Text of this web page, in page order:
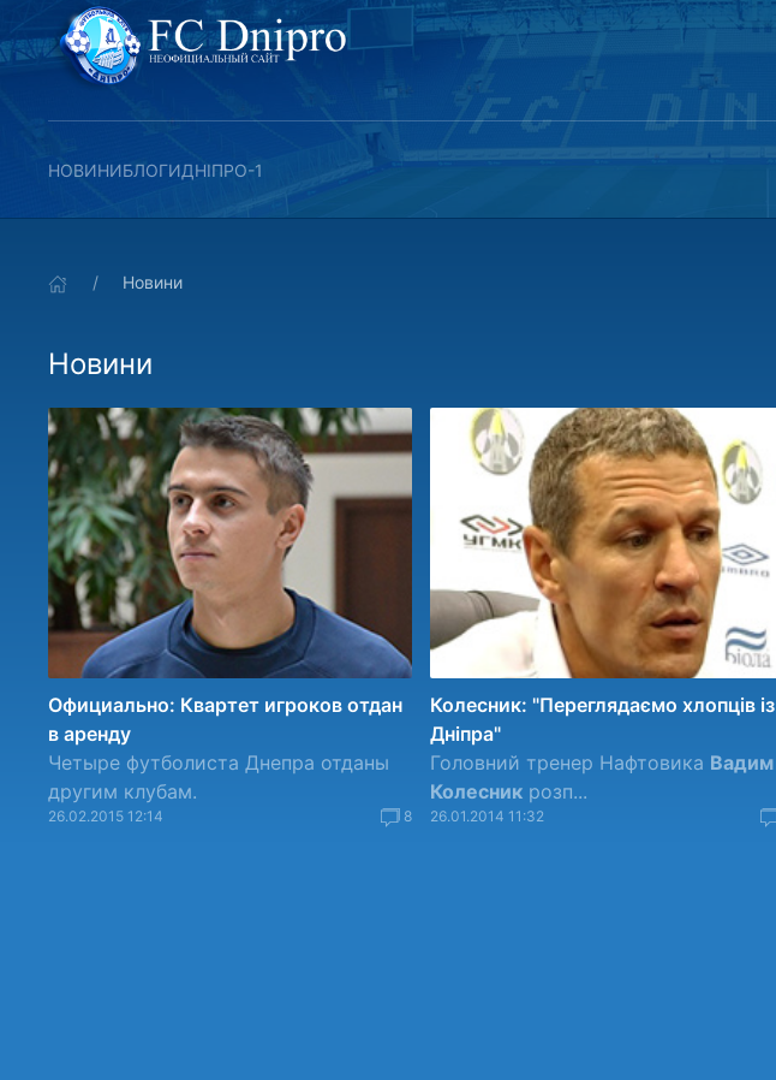
НОВИНИБЛОГИДНІПРО-1
Новини
Новини
Официально: Квартет игроков отдан
в аренду
Четыре футболиста Днепра отданы
другим клубам.
26.02.2015 12:14 8
Колесник: "Переглядаємо хлопців із
Дніпра"
Головний тренер Нафтовика Вадим
Колесникрозп...
26.01.2014 11:32